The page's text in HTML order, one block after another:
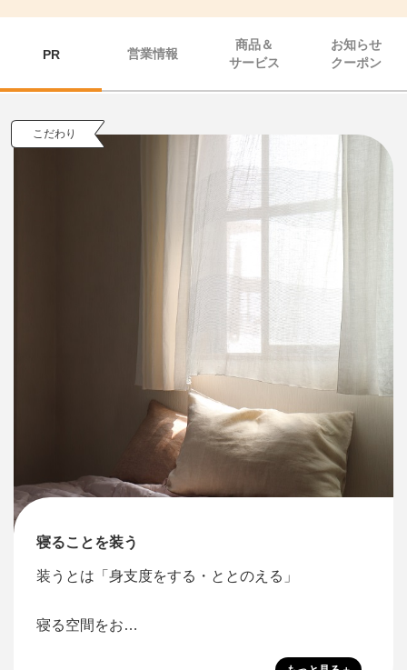
PR 営業情報
商品＆
サービス
お知らせ
クーポン
こだわり
寝ることを装う
装うとは「身支度をする・ととのえる」
寝る空間をお…